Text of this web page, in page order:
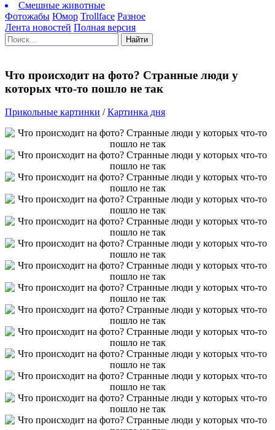
Смешные животные
Фотожабы Юмор Trollface Разное
Лента новостей Полная версия
Найти
Что происходит на фото? Странные люди у
которых что-то пошло не так
Прикольные картинки /Картинка дня